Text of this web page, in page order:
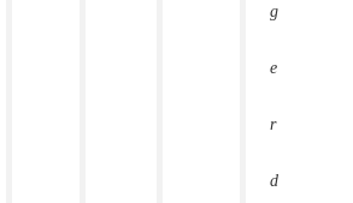
g
e
r
d